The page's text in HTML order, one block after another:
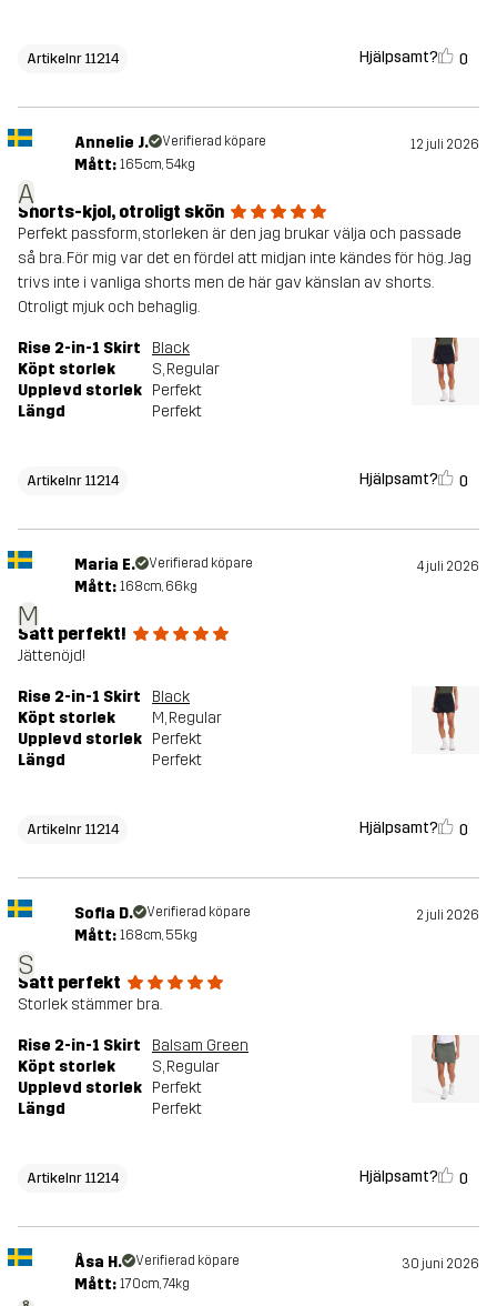
Artikelnr 11214 Hjälpsamt? 0
A
Annelie J. Verifierad köpare 12 juli 2026
Mått: 165cm, 54kg
Shorts-kjol, otroligt skön
Perfekt passform, storleken är den jag brukar välja och passade
så bra. För mig var det en fördel att midjan inte kändes för hög. Jag
trivs inte i vanliga shorts men de här gav känslan av shorts.
Otroligt mjuk och behaglig.
Rise 2-in-1 Skirt
Black
Köpt storlek
S, Regular
Upplevd storlek Perfekt
Längd
Perfekt
Artikelnr 11214 Hjälpsamt? 0
M
Maria E. Verifierad köpare 4 juli 2026
Mått: 168cm, 66kg
Satt perfekt!
Jättenöjd!
Rise 2-in-1 Skirt
Black
Köpt storlek
M, Regular
Upplevd storlek Perfekt
Längd
Perfekt
Artikelnr 11214 Hjälpsamt? 0
S
Sofia D. Verifierad köpare 2 juli 2026
Mått: 168cm, 55kg
Satt perfekt
Storlek stämmer bra.
Rise 2-in-1 Skirt
Balsam Green
Köpt storlek
S, Regular
Upplevd storlek Perfekt
Längd
Perfekt
Artikelnr 11214 Hjälpsamt? 0
Åsa H. Verifierad köpare 30 juni 2026
Mått: 170cm, 74kg